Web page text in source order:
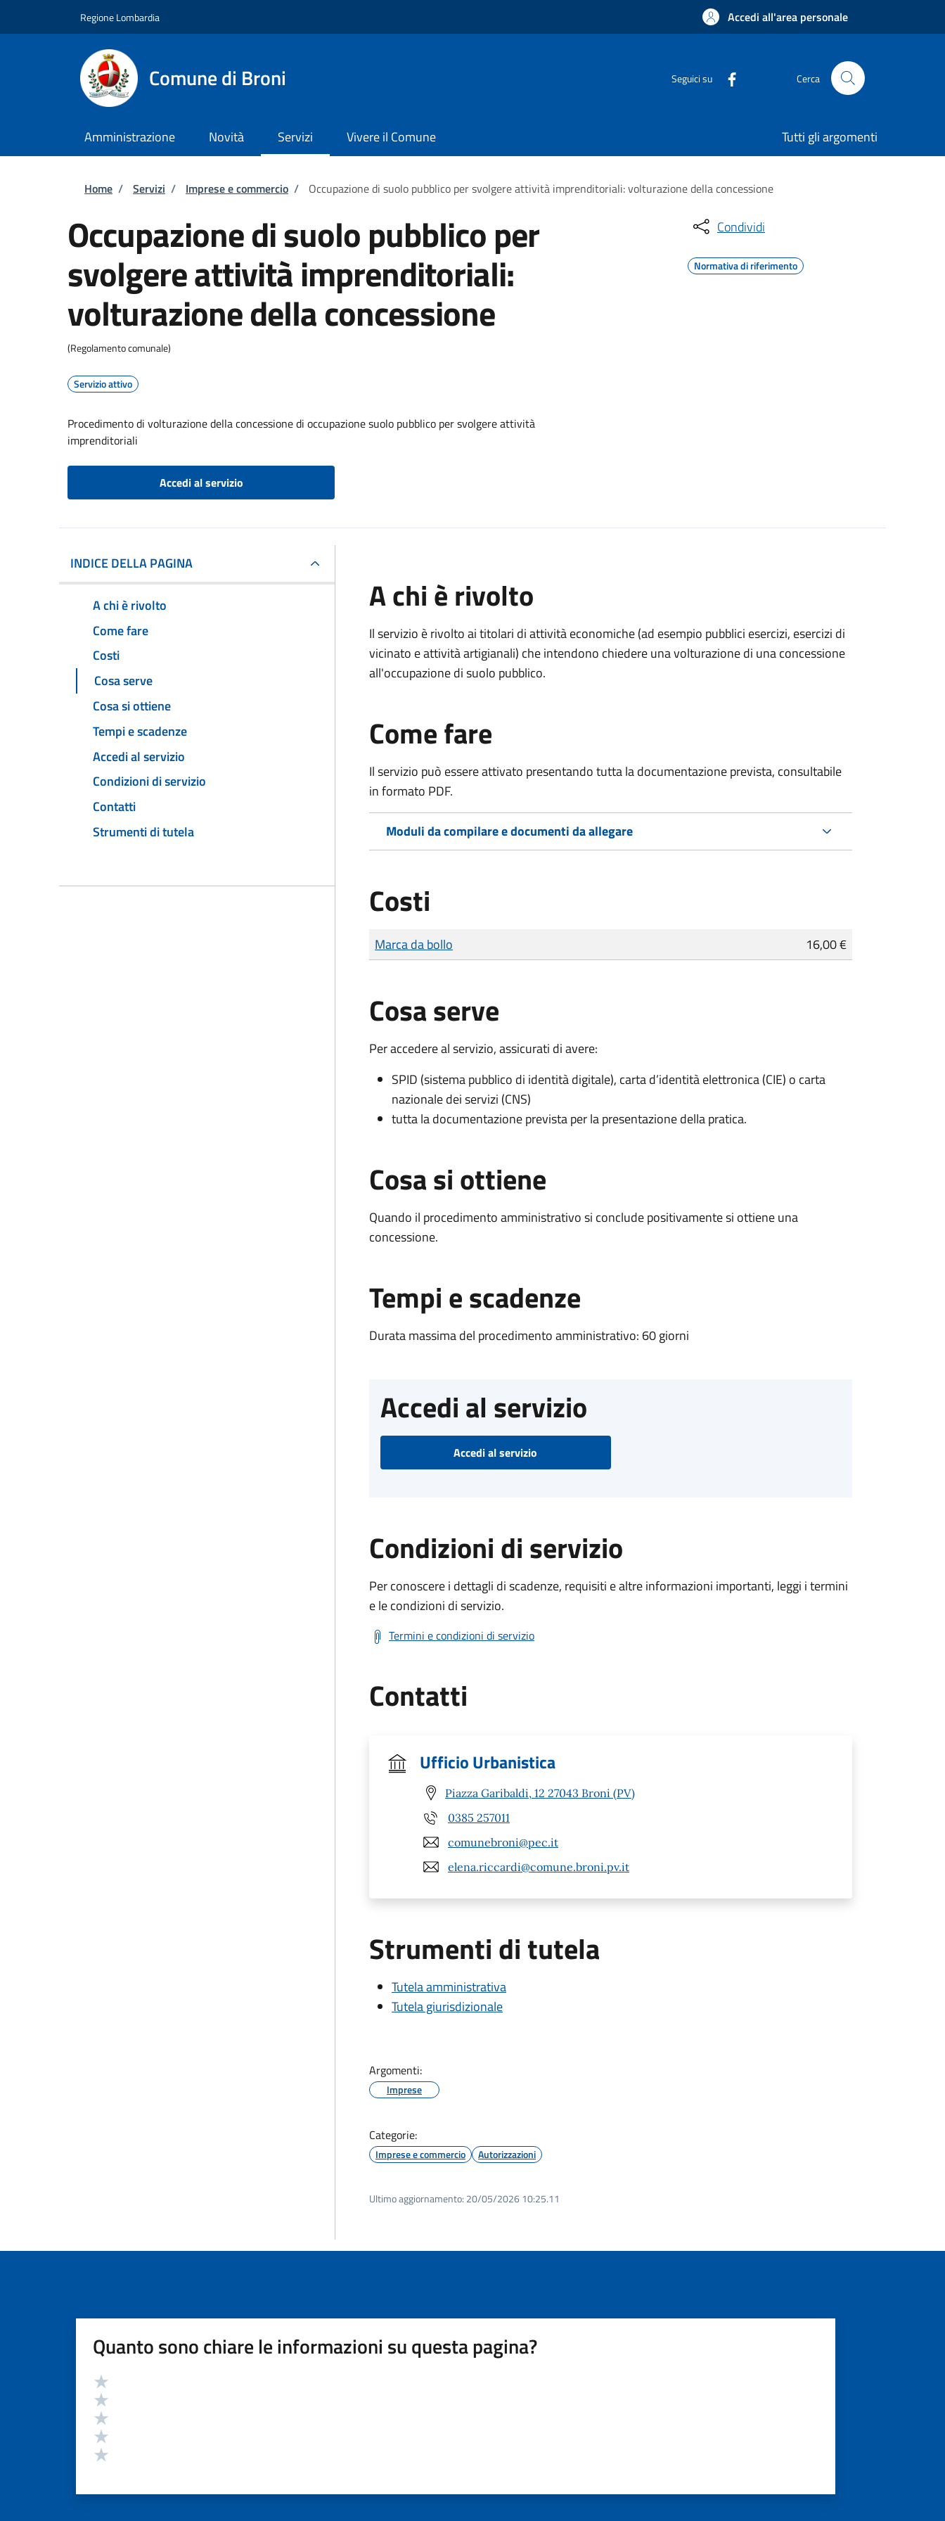
Regione Lombardia Accedi all'area personale
Comune di Broni Seguici su Cerca
Amministrazione Novità Servizi Vivere il Comune Tutti gli argomenti
Briciole di pane
Home / Servizi / Imprese e commercio / Occupazione di suolo pubblico per svolgere attività imprenditoriali: volturazione della concessione
Occupazione di suolo pubblico per
svolgere attività imprenditoriali:
volturazione della concessione
(Regolamento comunale)
Servizio attivo
Procedimento di volturazione della concessione di occupazione suolo pubblico per svolgere attività
imprenditoriali
Accedi al servizio
Condividi
Normativa di riferimento
INDICE DELLA PAGINA
A chi è rivolto
Come fare
Costi
Cosa serve
Cosa si ottiene
Tempi e scadenze
Accedi al servizio
Condizioni di servizio
Contatti
Strumenti di tutela
A chi è rivolto
Il servizio è rivolto ai titolari di attività economiche (ad esempio pubblici esercizi, esercizi di
vicinato e attività artigianali) che intendono chiedere una volturazione di una concessione
all'occupazione di suolo pubblico.
Come fare
Il servizio può essere attivato presentando tutta la documentazione prevista, consultabile
in formato PDF.
Moduli da compilare e documenti da allegare
Costi
Tipo di pagamento
Importo
Marca da bollo 16,00 €
Cosa serve
Per accedere al servizio, assicurati di avere:
SPID (sistema pubblico di identità digitale), carta d’identità elettronica (CIE) o carta
nazionale dei servizi (CNS)
tutta la documentazione prevista per la presentazione della pratica.
Cosa si ottiene
Quando il procedimento amministrativo si conclude positivamente si ottiene una
concessione.
Tempi e scadenze
Durata massima del procedimento amministrativo: 60 giorni
Accedi al servizio
Accedi al servizio
Condizioni di servizio
Per conoscere i dettagli di scadenze, requisiti e altre informazioni importanti, leggi i termini
e le condizioni di servizio.
Termini e condizioni di servizio
Contatti
Ufficio Urbanistica
Piazza Garibaldi, 12 27043 Broni (PV)
0385 257011
comunebroni@pec.it
elena.riccardi@comune.broni.pv.it
Strumenti di tutela
Tutela amministrativa
Tutela giurisdizionale
Argomenti:
Imprese
Categorie:
Imprese e commercio Autorizzazioni
Ultimo aggiornamento: 20/05/2026 10:25.11
Quanto sono chiare le informazioni su questa pagina?
Valutazione